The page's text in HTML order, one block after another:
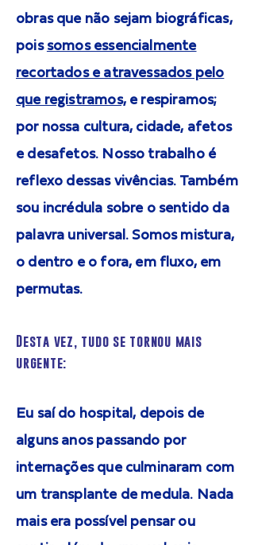
obras que não sejam biográficas,
pois somos essencialmente
recortados e atravessados pelo
que registramos,e respiramos;
por nossa cultura, cidade, afetos
e desafetos. Nosso trabalho é
reflexo dessas vivências. Também
sou incrédula sobre o sentido da
palavra universal. Somos mistura,
o dentro e o fora, em fluxo, em
permutas.
Desta vez, tudo se tornou mais
urgente:
Eu saí do hospital, depois de
alguns anos passando por
internações que culminaram com
um transplante de medula. Nada
mais era possível pensar ou